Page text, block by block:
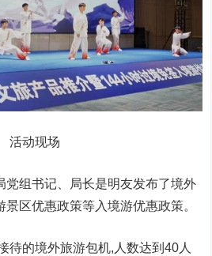
活动现场
党组书记、 局长是明友发布了境外
区优惠政策等入境游优惠政策。
待的境外旅游包机,人数达到40人